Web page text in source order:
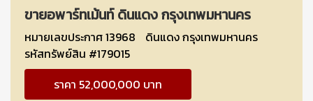
ขายอพาร์ทเม้นท์ ดินแดง กรุงเทพมหานคร
หมายเลขประกาศ 13968
ดินแดง กรุงเทพมหานคร
รหัสทรัพย์สิน #179015
ราคา 52,000,000 บาท